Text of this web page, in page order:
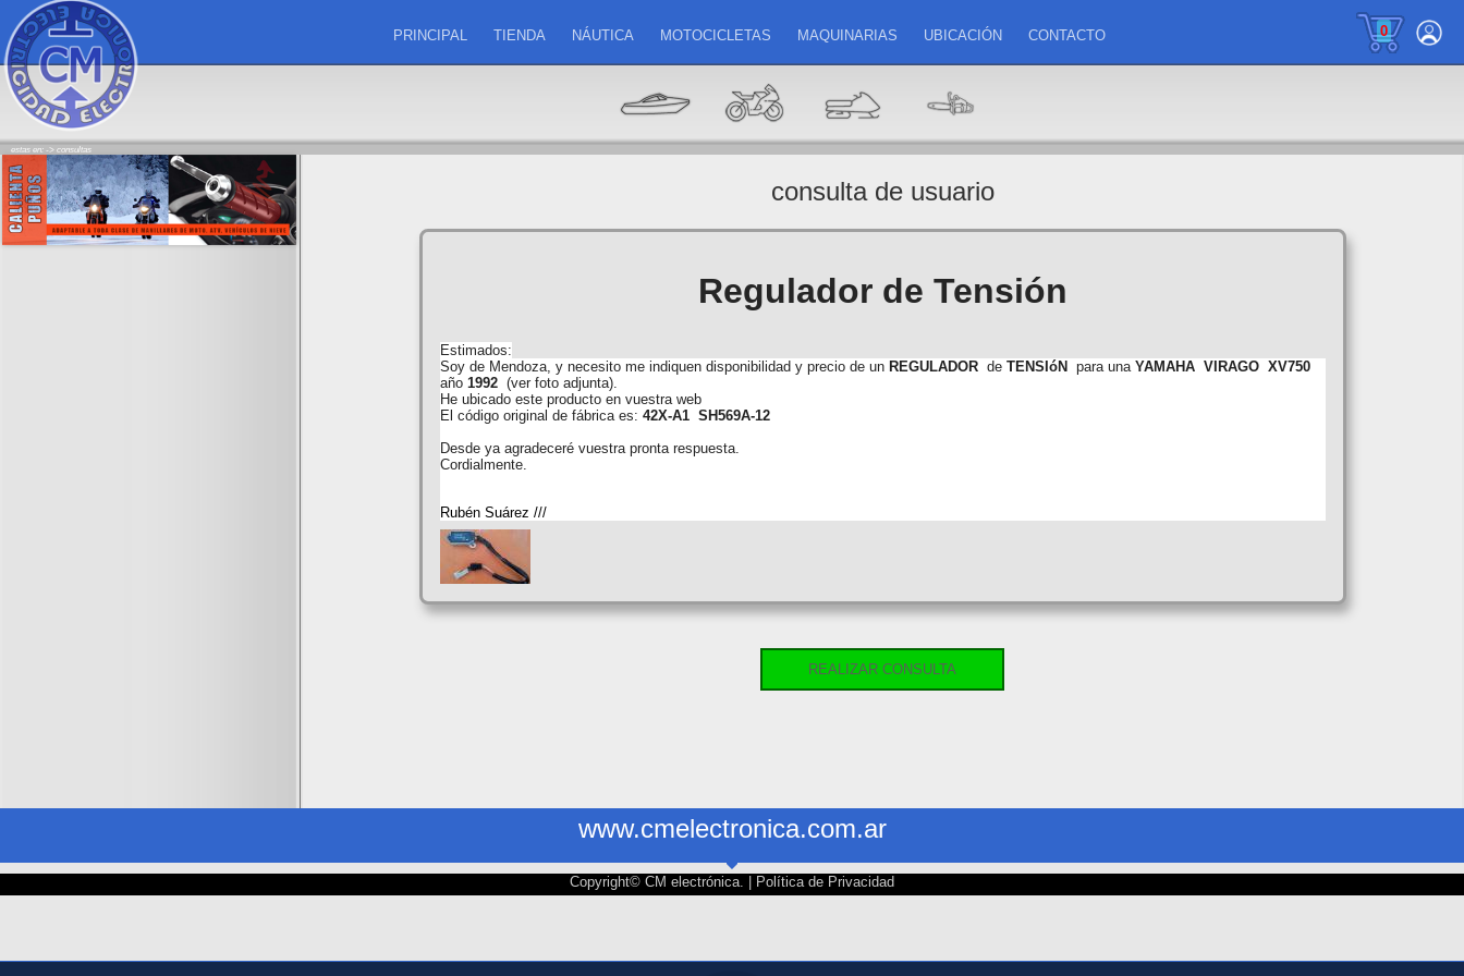
0
PRINCIPAL TIENDA NÁUTICA MOTOCICLETAS MAQUINARIAS UBICACIÓN CONTACTO
estas en: -> consultas
consulta de usuario
Regulador de Tensión
Estimados:
Soy de Mendoza, y necesito me indiquen disponibilidad y precio de un REGULADORde TENSIóN para una YAMAHA VIRAGO XV750
año 1992(ver foto adjunta).
He ubicado este producto en vuestra web
El código original de fábrica es: 42X-A1 SH569A-12
Desde ya agradeceré vuestra pronta respuesta.
Cordialmente.
Rubén Suárez ///
REALIZAR CONSULTA
www.cmelectronica.com.ar
Copyright© CM electrónica. | Política de Privacidad